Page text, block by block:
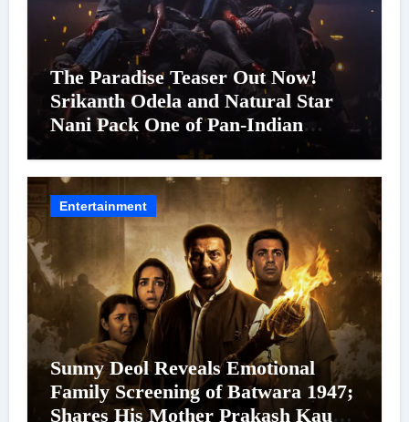
The Paradise Teaser Out Now!
Srikanth Odela and Natural Star
Nani Pack One of Pan-Indian
Cinema’s Biggest Spectacles; Film
Arrives In Cinemas Worldwide on
24 September 2026
Entertainment
Sunny Deol Reveals Emotional
Family Screening of Batwara 1947;
Shares His Mother Prakash Kaur